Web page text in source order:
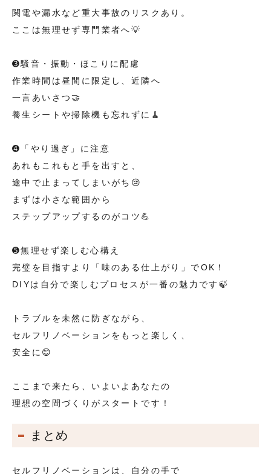
関電や漏水など重大事故のリスクあり。
ここは無理せず専門業者へ💡
➌騒音・振動・ほこりに配慮
作業時間は昼間に限定し、近隣へ
一言あいさつ🤝
養生シートや掃除機も忘れずに🧹
➍「やり過ぎ」に注意
あれもこれもと手を出すと、
途中で止まってしまいがち😢
まずは小さな範囲から
ステップアップするのがコツ💪
➎無理せず楽しむ心構え
完璧を目指すより「味のある仕上がり」でOK！
DIYは自分で楽しむプロセスが一番の魅力です🍃
トラブルを未然に防ぎながら、
セルフリノベーションをもっと楽しく、
安全に😊
ここまで来たら、いよいよあなたの
理想の空間づくりがスタートです！
まとめ
セルフリノベーションは、自分の手で